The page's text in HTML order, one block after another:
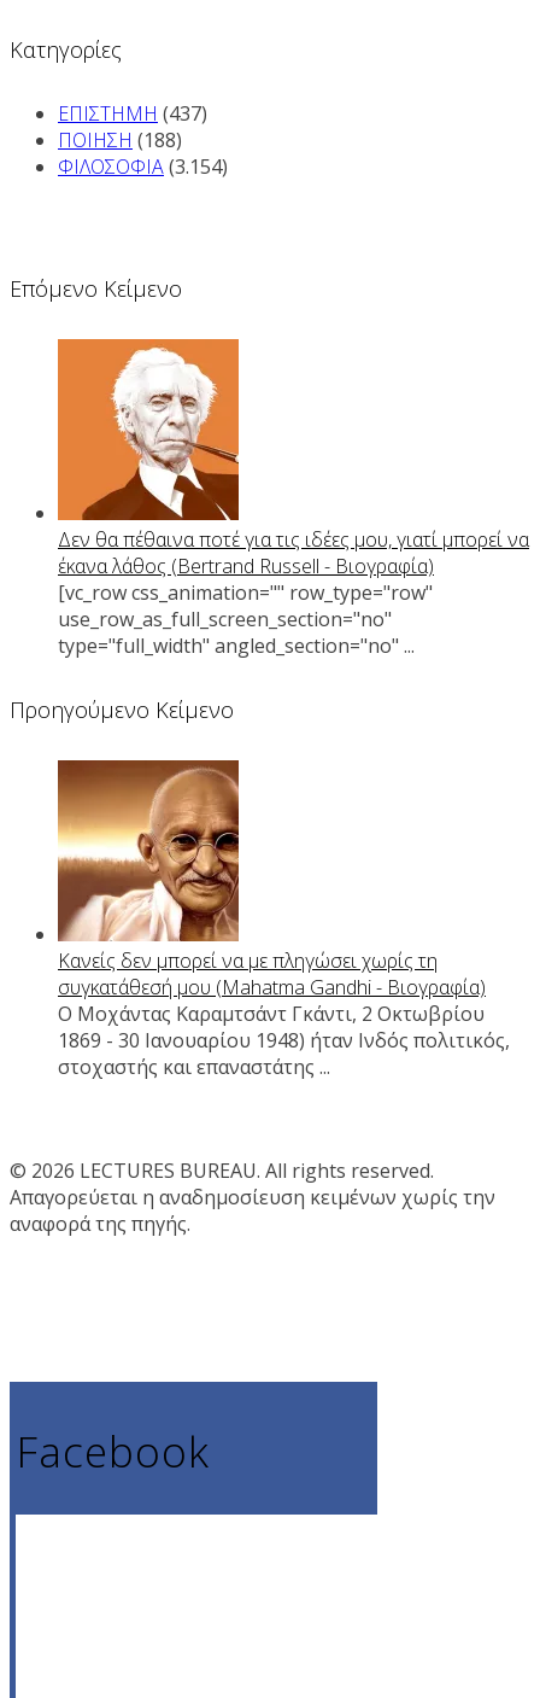
Kατηγορίες
ΕΠΙΣΤΗΜΗ (437)
ΠΟΙΗΣΗ (188)
ΦΙΛΟΣΟΦΙΑ(3.154)
Επόμενο Κείμενο
Δεν θα πέθαινα ποτέ για τις ιδέες μου, γιατί μπορεί να
έκανα λάθος (Bertrand Russell - Βιογραφία)
[vc_row css_animation="" row_type="row"
use_row_as_full_screen_section="no"
type="full_width" angled_section="no" ...
Προηγούμενο Κείμενο
Κανείς δεν μπορεί να με πληγώσει χωρίς τη
συγκατάθεσή μου (Mahatma Gandhi - Βιογραφία)
Ο Μοχάντας Καραμτσάντ Γκάντι, 2 Οκτωβρίου
1869 - 30 Ιανουαρίου 1948) ήταν Ινδός πολιτικός,
στοχαστής και επαναστάτης ...
© 2026 LECTURES BUREAU. All rights reserved.
Απαγορεύεται η αναδημοσίευση κειμένων χωρίς την
αναφορά της πηγής.
Facebook